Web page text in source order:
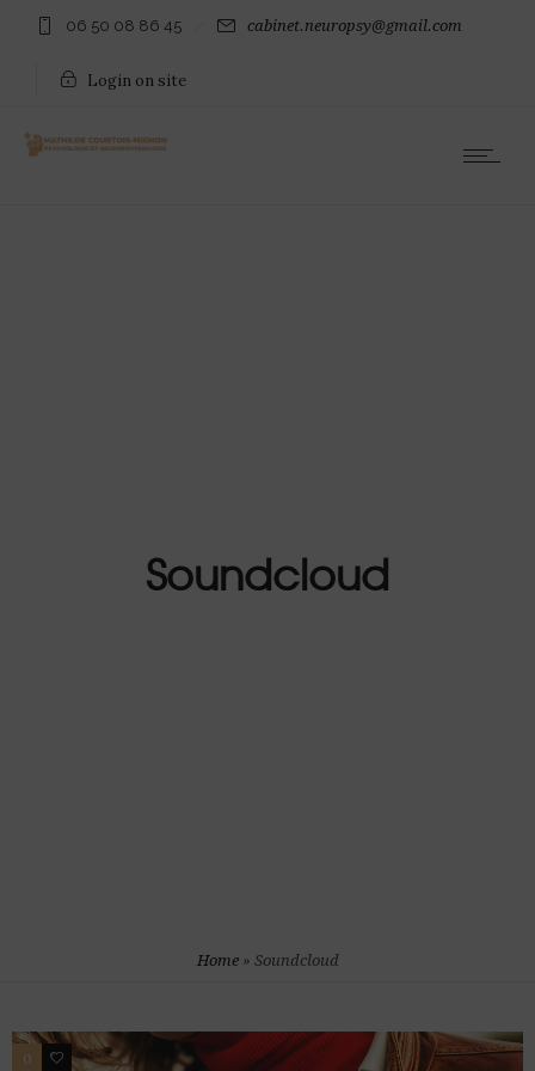
06 50 08 86 45 cabinet.neuropsy@gmail.com
Login on site
Soundcloud
Home» Soundcloud
0 4